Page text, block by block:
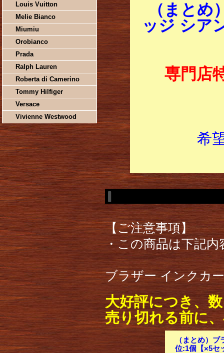
Louis Vuitton
Melie Bianco
Miumiu
Orobianco
Prada
Ralph Lauren
Roberta di Camerino
Tommy Hilfiger
Versace
Vivienne Westwood
（まと
ッジ シア
専門店
希
【ご注意事項】
・この商品は下記
ブラザー インクカ
大好評につき、
売り切れる前に
（まとめ）
位:1個【×5セ